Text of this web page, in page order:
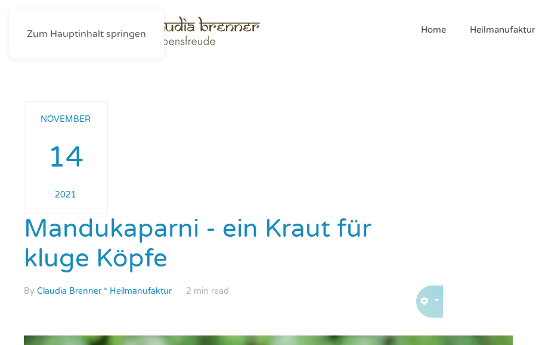
Zum Hauptinhalt springen Home Heilmanufaktur
NOVEMBER
14
2021
Mandukaparni - ein Kraut für
kluge Köpfe
By Claudia Brenner * Heilmanufaktur 2 min read